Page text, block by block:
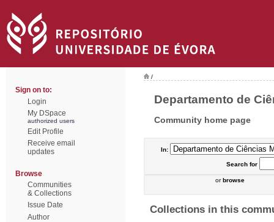
Sign on to:
Login
My DSpace
authorized users
Edit Profile
Receive email
updates
Browse
Communities
& Collections
Issue Date
Author
/
Departamento de
Community home page
In:
Searchfor
orbrowse
Collections in this